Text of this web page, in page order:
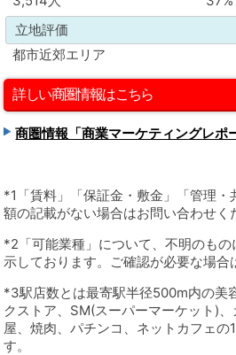
立地評価
都市近郊エリア
詳しい商圏情報はこちら
商圏情報「商業マーケティングレポ
*1「賃料」「保証金・敷金」「管理・
額の記載がない場合はお問い合わせく
*2「可能業種」について、不明のも
示しております。ご確認が必要な場合
*3駅店数とは最寄駅半径500m内の美
クストア、SM(スーパーマーケット)
屋、焼肉、パチンコ、ネットカフェの
す。